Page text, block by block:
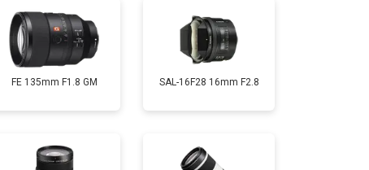
от 2600 ₽ Заказать
FE 135mm F1.8 GM SAL-16F28 16mm F2.8